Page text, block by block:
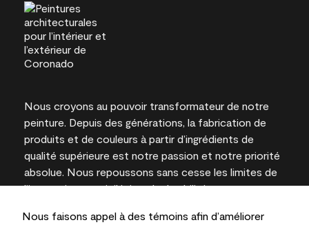
Nous faisons appel à des témoins afin d’améliorer
Nous croyons au pouvoir transformateur de notre
peinture. Depuis des générations, la fabrication de
produits et de couleurs à partir d’ingrédients de
qualité supérieure est notre passion et notre priorité
absolue. Nous repoussons sans cesse les limites de
l’innovation et privilégions la durabilité pour
l’expertise locale.